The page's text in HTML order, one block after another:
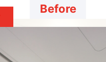
Before